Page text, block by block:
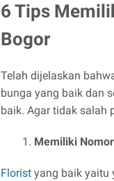
6 Tips
Bogor
Telah dijelaskan
bunga yang baik dan
baik. Agar tidak salah
Memiliki
Florist yang baik yaitu